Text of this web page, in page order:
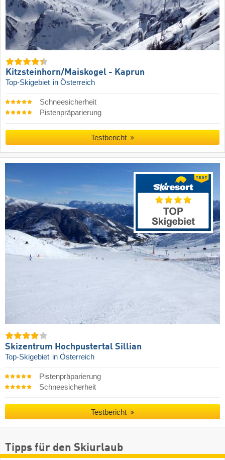
Kitzsteinhorn/​Maiskogel - Kaprun
Top-Skigebiet in Österreich
Schneesicherheit
Pistenpräparierung
Testbericht
Skizentrum Hochpustertal Sillian
Top-Skigebiet in Österreich
Pistenpräparierung
Schneesicherheit
Testbericht
Tipps für den Skiurlaub